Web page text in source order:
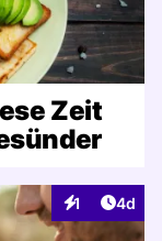
Zeit
1
Interaktionen
4d